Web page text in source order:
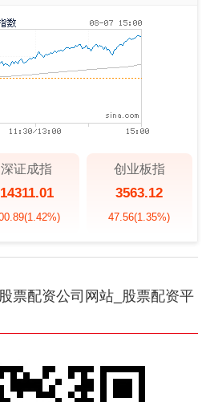
深证成指
14311.01
(1.42%)
创业板指
3563.12
47.56(1.35%)
票配资公司网站_股票配资平